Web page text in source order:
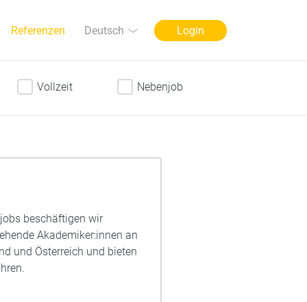
Referenzen Sprache
Deutsch Login
Vollzeit Nebenjob
beschäftigen wir
Akademiker:innen an
und Österreich und bieten